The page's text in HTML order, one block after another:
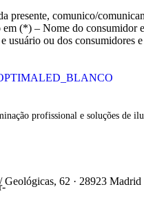
presente, comunico/
em (*) – Nome do consumidor
usuário ou dos consumidores
profissional e soluções de
Geológicas, 62 · 28923